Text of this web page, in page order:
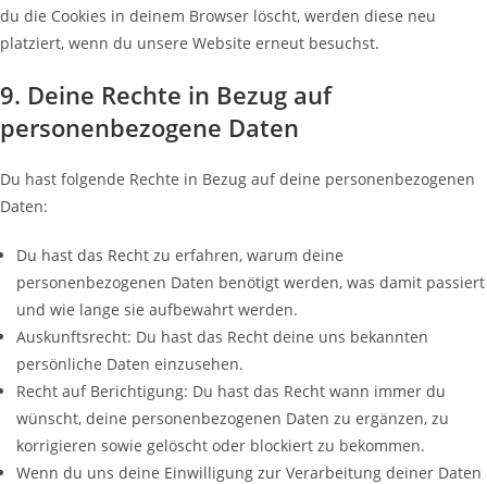
du die Cookies in deinem Browser löscht, werden diese neu
platziert, wenn du unsere Website erneut besuchst.
9. Deine Rechte in Bezug auf
personenbezogene Daten
Du hast folgende Rechte in Bezug auf deine personenbezogenen
Daten:
Du hast das Recht zu erfahren, warum deine
personenbezogenen Daten benötigt werden, was damit passiert
und wie lange sie aufbewahrt werden.
Auskunftsrecht: Du hast das Recht deine uns bekannten
persönliche Daten einzusehen.
Recht auf Berichtigung: Du hast das Recht wann immer du
wünscht, deine personenbezogenen Daten zu ergänzen, zu
korrigieren sowie gelöscht oder blockiert zu bekommen.
Wenn du uns deine Einwilligung zur Verarbeitung deiner Daten